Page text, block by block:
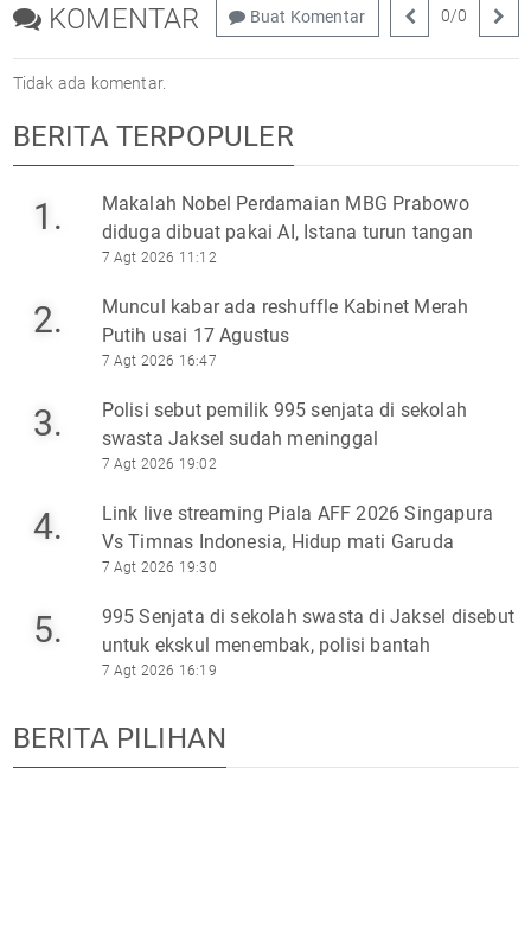
KOMENTAR Buat Komentar 0/0
Tidak ada komentar.
BERITA TERPOPULER
1.
Makalah Nobel Perdamaian MBG Prabowo
diduga dibuat pakai AI, Istana turun tangan
7 Agt 2026 11:12
2.
Muncul kabar ada reshuffle Kabinet Merah
Putih usai 17 Agustus
7 Agt 2026 16:47
3.
Polisi sebut pemilik 995 senjata di sekolah
swasta Jaksel sudah meninggal
7 Agt 2026 19:02
4.
Link live streaming Piala AFF 2026 Singapura
Vs Timnas Indonesia, Hidup mati Garuda
7 Agt 2026 19:30
5.
995 Senjata di sekolah swasta di Jaksel disebut
untuk ekskul menembak, polisi bantah
7 Agt 2026 16:19
BERITA PILIHAN